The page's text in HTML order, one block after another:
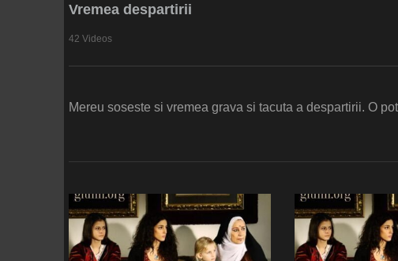
Vremea despartirii
42 Videos
Mereu soseste si vremea grava si tacuta a despartirii. O